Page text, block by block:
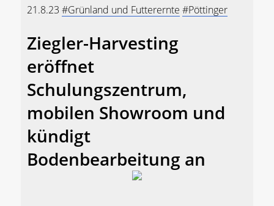
21.8.23 #Grünland und Futterernte #Pöttinger
Ziegler-Harvesting
eröffnet
Schulungszentrum,
mobilen Showroom und
kündigt
Bodenbearbeitung an